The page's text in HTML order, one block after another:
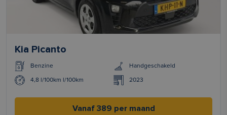
Kia Picanto
Benzine Handgeschakeld
4,8 l/100km l/100km 2023
Vanaf 389 per maand